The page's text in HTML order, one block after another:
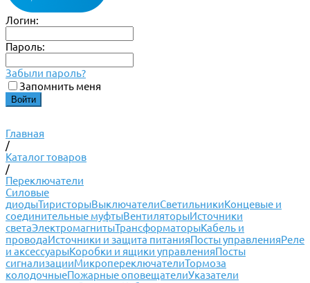
Логин:
Пароль:
Забыли пароль?
Запомнить меня
Главная
/
Каталог товаров
/
Переключатели
Силовые
диодыТиристорыВыключателиСветильникиКонцевые и
соединительные муфтыВентиляторыИсточники
светаЭлектромагнитыТрансформаторыКабель и
проводаИсточники и защита питанияПосты управленияРеле
и аксессуарыКоробки и ящики управленияПосты
сигнализацииМикропереключателиТормоза
колодочныеПожарные оповещателиУказатели